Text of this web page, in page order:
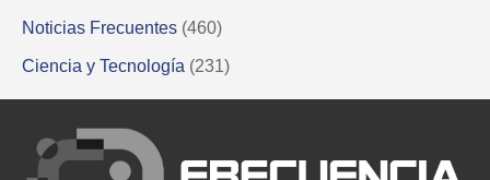
Noticias Frecuentes (460)
Ciencia y Tecnología (231)